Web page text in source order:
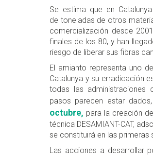
Se estima que en
de toneladas de otros
comercialización desde
finales de los 80, y han
riesgo de liberar sus fibras
El amianto representa uno
Catalunya y su erradicación
todas las administraciones
pasos parecen estar
octubre, para la creación
técnica DESAMIANT-CAT,
se constituirá en las primeras
Las acciones a desarrollar